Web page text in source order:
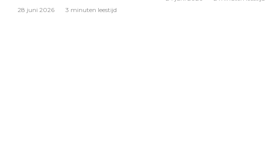
28 juni 2026 3 minuten leestijd